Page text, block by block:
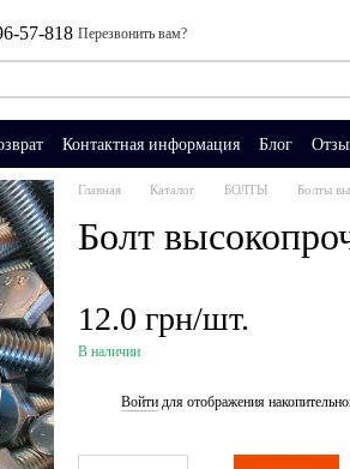
57-818 Перезвонить вам?
Контактная информация Блог
Главная Каталог БОЛТЫ Болты
Болт
12.0 грн/шт.
В наличии
Войти для отображения